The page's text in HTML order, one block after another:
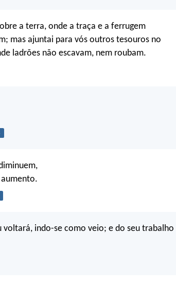
a terra, onde a traça e a ferrugem
mas ajuntai para vós outros tesouros no
ladrões não escavam, nem roubam.
voltará, indo-se como veio; e do seu trabalho